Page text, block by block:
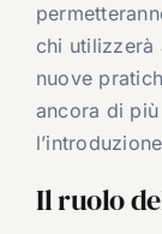
chi utilizzerà
nuove
ancora di
Il ruolo